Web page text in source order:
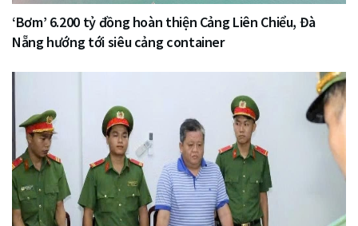
‘Bơm’ 6.200 tỷ đồng hoàn thiện Cảng Liên Chiểu, Đà
Nẵng hướng tới siêu cảng container